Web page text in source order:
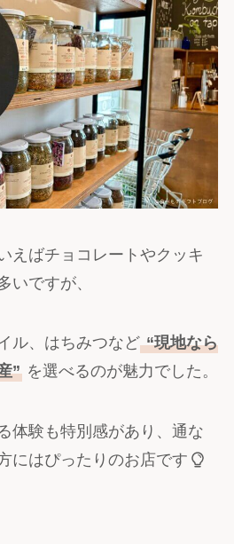
えばチョコレートやクッキ
いですが、
ル、はちみつなど“現地なら
”を選べるのが魅力でした。
体験も特別感があり、通な
にはぴったりのお店です